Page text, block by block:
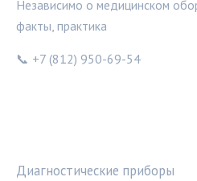
Независимо о медицинском
факты, практика
📞 +7 (812) 950-69-54
Диагностические приборы